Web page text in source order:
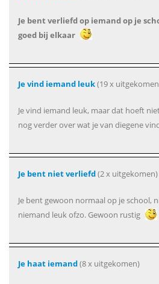
Je bent verliefd op iemand op je
goed bij elkaar
Je vind iemand leuk(19 x
Je vind iemand leuk, maar dat hoeft
nog verder over wat je van diegene
Je bent niet verliefd(2 x uitgekomen)
Je bent gewoon normaal op je school,
niemand leuk ofzo. Gewoon rustig
Je haat iemand(8 x uitgekomen)